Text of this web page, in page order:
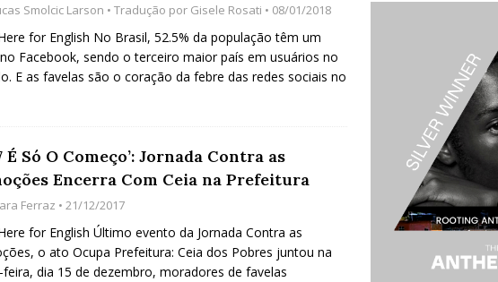
Smolcic Larson • Tradução por Gisele Rosati • 08/01/2018
for English No Brasil, 52.5% da população têm um
Facebook, sendo o terceiro maior país em usuários no
E as favelas são o coração da febre das redes sociais no
É Só O Começo’: Jornada Contra as
Encerra Com Ceia na Prefeitura
Ferraz • 21/12/2017
for English Último evento da Jornada Contra as
o ato Ocupa Prefeitura: Ceia dos Pobres juntou na
feira, dia 15 de dezembro, moradores de favelas